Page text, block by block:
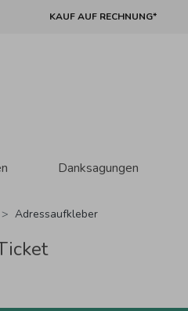
KAUF AUF RECHNUNG*
Danksagungen
Adressaufkleber